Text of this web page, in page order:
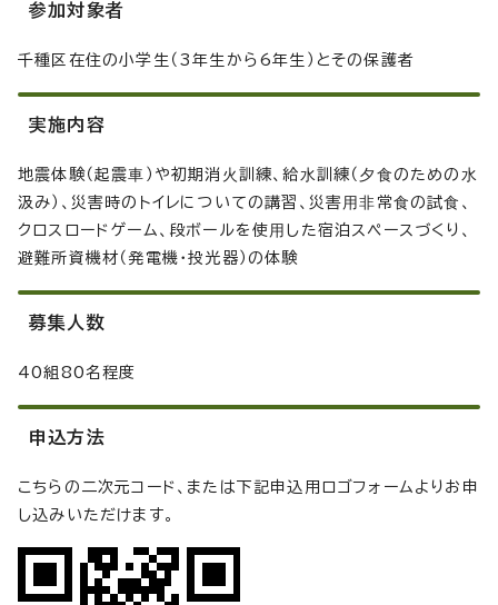
参加対象者
千種区在住の小学生（3年生から6年生）とその保護者
実施内容
地震体験（起震⾞）や初期消⽕訓練、給⽔訓練（⼣⾷のための⽔
汲み）、災害時のトイレについての講習、災害⽤⾮常⾷の試⾷、
クロスロードゲーム、段ボールを使⽤した宿泊スペースづくり、
避難所資機材（発電機・投光器）の体験
募集人数
40組80名程度
申込方法
こちらの二次元コード、または下記申込用ロゴフォームよりお申
し込みいただけます。